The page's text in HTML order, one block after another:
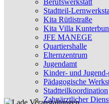
Berufswerkstatt
Stadtteil-
Kita Rütlistraße
Kita Villa
JFE MANEGE
Quartiershalle
Elternzentrum
Jugendamt
Kinder- und
Pädagogische
Stadtteilkoordination
Zahnärztlicher